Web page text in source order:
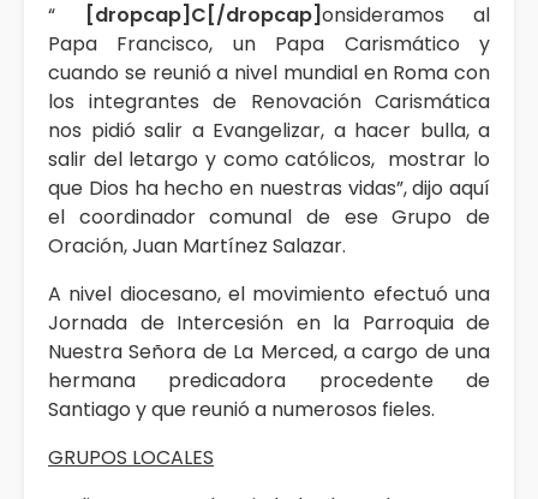
“ [dropcap]C[/dropcap]onsideramos al
Papa Francisco, un Papa Carismático y
cuando se reunió a nivel mundial en Roma con
los integrantes de Renovación Carismática
nos pidió salir a Evangelizar, a hacer bulla, a
salir del letargo y como católicos, mostrar lo
que Dios ha hecho en nuestras vidas”, dijo aquí
el coordinador comunal de ese Grupo de
Oración, Juan Martínez Salazar.
A nivel diocesano, el movimiento efectuó una
Jornada de Intercesión en la Parroquia de
Nuestra Señora de La Merced, a cargo de una
hermana predicadora procedente de
Santiago y que reunió a numerosos fieles.
GRUPOS LOCALES